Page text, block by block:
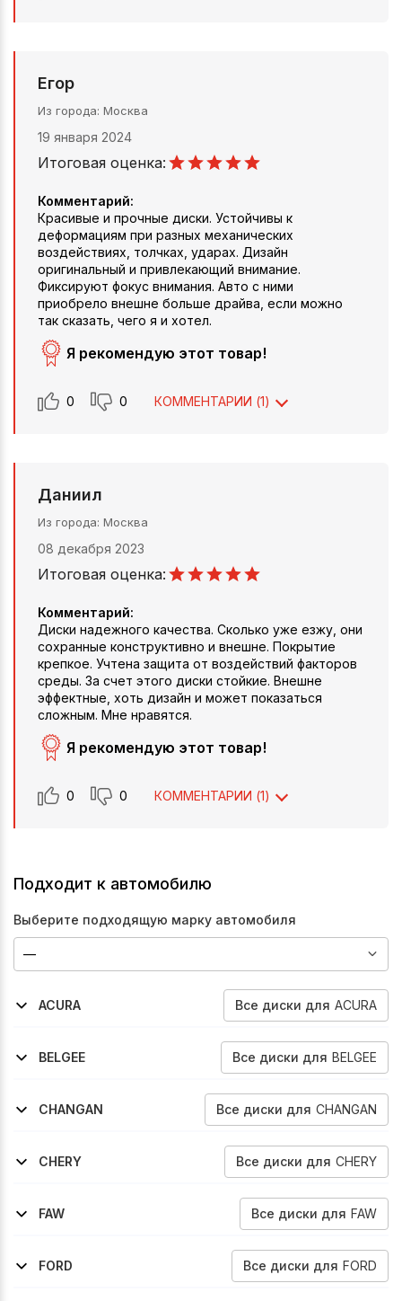
Егор
Из города Москва
19 января 2024
Итоговая оценка:
Комментарий:
Красивые и прочные диски. Устойчивы к
деформациям при разных механических
воздействиях, толчках, ударах. Дизайн
оригинальный и привлекающий внимание.
Фиксируют фокус внимания. Авто с ними
приобрело внешне больше драйва, если можно
так сказать, чего я и хотел.
Я рекомендую этот товар!
0 0 КОММЕНТАРИИ (1)
Даниил
Из города Москва
08 декабря 2023
Итоговая оценка:
Комментарий:
Диски надежного качества. Сколько уже езжу, они
сохранные конструктивно и внешне. Покрытие
крепкое. Учтена защита от воздействий факторов
среды. За счет этого диски стойкие. Внешне
эффектные, хоть дизайн и может показаться
сложным. Мне нравятся.
Я рекомендую этот товар!
0 0 КОММЕНТАРИИ (1)
Подходит к автомобилю
Выберите подходящую марку автомобиля
ACURA Все диски для ACURA
2001-2006
2005-2006
BELGEE
Все диски для BELGEE
2023-2026
2024-2026
2024-2026
2026-2026
CHANGAN
Все диски для CHANGAN
2019-2024
2020-2024
2024-2026
CHERY
Все диски для CHERY
2012-2016
FAW
Все диски для FAW
2017-2022
FORD
Все диски для FORD